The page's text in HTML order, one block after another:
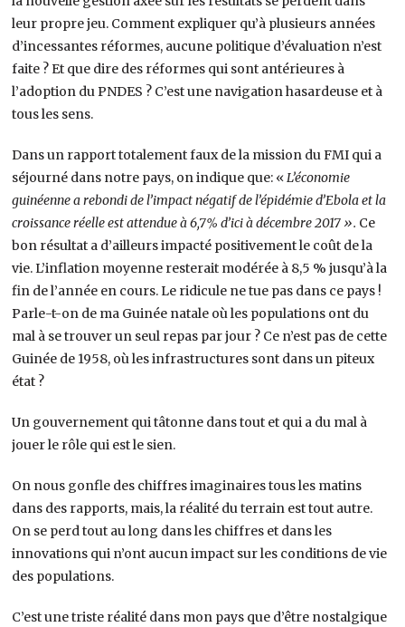
leur propre jeu. Comment expliquer qu’à plusieurs années
d’incessantes réformes, aucune politique d’évaluation n’est
faite ? Et que dire des réformes qui sont antérieures à
l’adoption du PNDES ? C’est une navigation hasardeuse et à
tous les sens.
Dans un rapport totalement faux de la mission du FMI qui a
séjourné dans notre pays, on indique que: « L’économie
guinéenne a rebondi de l’impact négatif de l’épidémie d’Ebola et la
croissance réelle est attendue à 6,7% d’ici à décembre 2017 ». Ce
bon résultat a d’ailleurs impacté positivement le coût de la
vie. L’inflation moyenne resterait modérée à 8,5 % jusqu’à la
fin de l’année en cours. Le ridicule ne tue pas dans ce pays !
Parle-t-on de ma Guinée natale où les populations ont du
mal à se trouver un seul repas par jour ? Ce n’est pas de cette
Guinée de 1958, où les infrastructures sont dans un piteux
état ?
Un gouvernement qui tâtonne dans tout et qui a du mal à
jouer le rôle qui est le sien.
On nous gonfle des chiffres imaginaires tous les matins
dans des rapports, mais, la réalité du terrain est tout autre.
On se perd tout au long dans les chiffres et dans les
innovations qui n’ont aucun impact sur les conditions de vie
des populations.
C’est une triste réalité dans mon pays que d’être nostalgique